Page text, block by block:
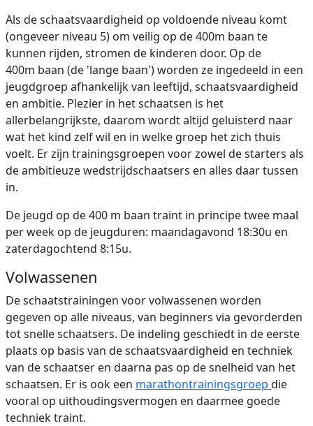
Als de schaatsvaardigheid op voldoende niveau komt
(ongeveer niveau 5) om veilig op de 400m baan te
kunnen rijden, stromen de kinderen door. Op de
400m baan (de 'lange baan') worden ze ingedeeld in een
jeugdgroep afhankelijk van leeftijd, schaatsvaardigheid
en ambitie. Plezier in het schaatsen is het
allerbelangrijkste, daarom wordt altijd geluisterd naar
wat het kind zelf wil en in welke groep het zich thuis
voelt. Er zijn trainingsgroepen voor zowel de starters als
de ambitieuze wedstrijdschaatsers en alles daar tussen
in.
De jeugd op de 400 m baan traint in principe twee maal
per week op de jeugduren: maandagavond 18:30u en
zaterdagochtend 8:15u.
Volwassenen
De schaatstrainingen voor volwassenen worden
gegeven op alle niveaus, van beginners via gevorderden
tot snelle schaatsers. De indeling geschiedt in de eerste
plaats op basis van de schaatsvaardigheid en techniek
van de schaatser en daarna pas op de snelheid van het
schaatsen. Er is ook een marathontrainingsgroep die
vooral op uithoudingsvermogen en daarmee goede
techniek traint.